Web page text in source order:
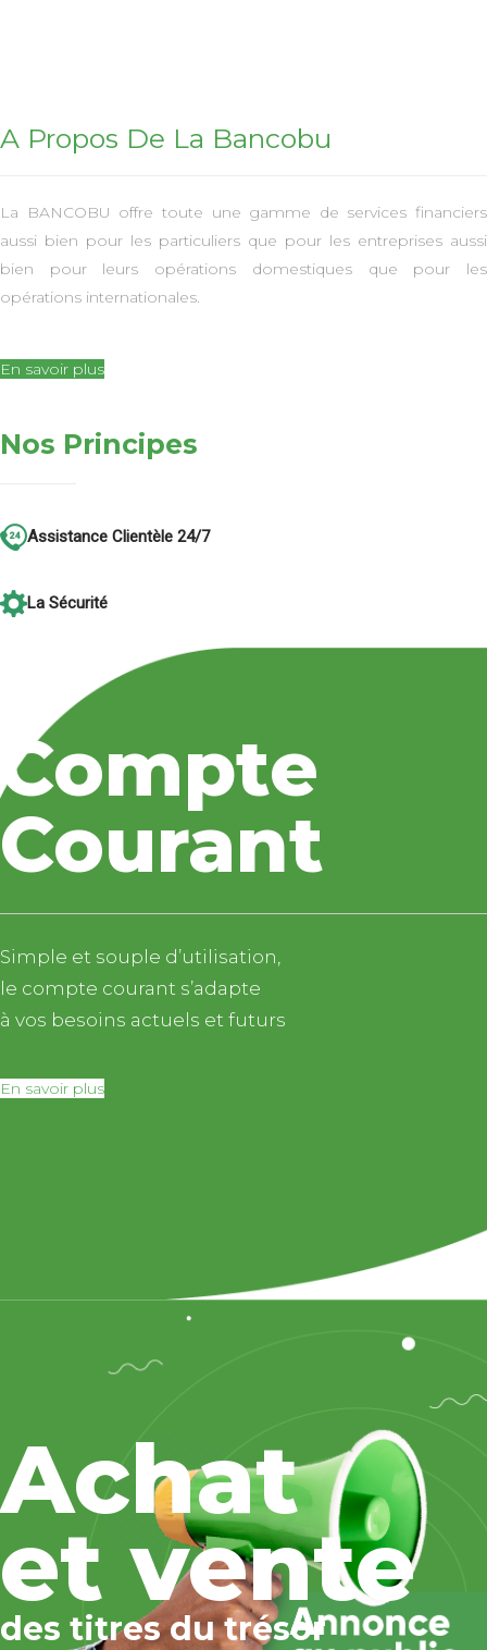
A Propos De La Bancobu
La BANCOBU offre toute une gamme de services financiers
aussi bien pour les particuliers que pour les entreprises aussi
bien pour leurs opérations domestiques que pour les
opérations internationales.
En savoir plus
Nos Principes
Assistance Clientèle 24/7
La Sécurité
Tweets by bancobu
Compte
Courant
Simple et souple d’utilisation,
le compte courant s’adapte
à vos besoins actuels et futurs
En savoir plus
Achat
et vente
des titres du trésor